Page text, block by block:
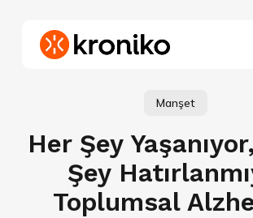
Manşet
Her Şey
Şey
Toplumsal